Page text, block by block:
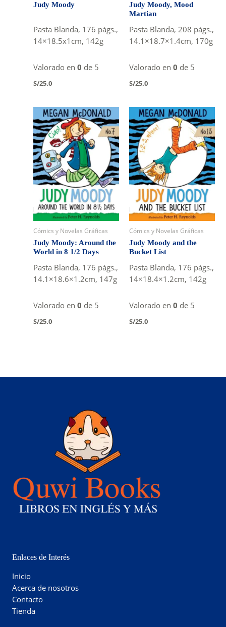
Judy Moody
Pasta Blanda, 176 págs.,
14×18.5x1cm, 142g
Valorado en0 de 5
S/25.0
Judy Moody, Mood
Martian
Pasta Blanda, 208 págs.,
14.1×18.7×1.4cm, 170g
Valorado en 0 de 5
S/25.0
Cómics y Novelas Gráficas
Judy Moody: Around the
World in 8 1/2 Days
Pasta Blanda, 176 págs.,
14.1×18.6×1.2cm, 147g
Valorado en0 de 5
S/25.0
Cómics y Novelas Gráficas
Judy Moody and the
Bucket List
Pasta Blanda, 176 págs.,
14×18.4×1.2cm, 142g
Valorado en 0 de 5
S/25.0
Enlaces de Interés
Inicio
Acerca de nosotros
Contacto
Tienda